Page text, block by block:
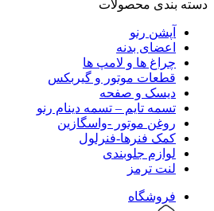
دسته‌ بندی محصولات
آپشن رنو
اعضای بدنه
چراغ ها و لامپ ها
قطعات موتور و گیربکس
دیسک و صفحه
تسمه تایم – تسمه دینام رنو
روغن موتور -واسگازین
کمک فنرها-فنرلول
لوازم جلوبندی
لنت ترمز
فروشگاه